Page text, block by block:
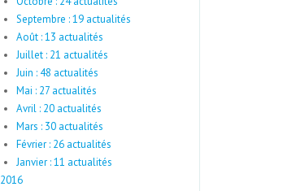
Septembre : 19 actualités
Août : 13 actualités
Juillet : 21 actualités
Juin : 48 actualités
Mai : 27 actualités
Avril : 20 actualités
Mars : 30 actualités
Février : 26 actualités
Janvier : 11 actualités
2016